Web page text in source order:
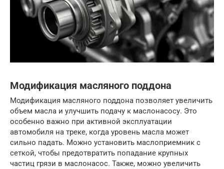
Модификация масляного поддона
Модификация масляного поддона позволяет увеличить
объем масла и улучшить подачу к маслонасосу. Это
особенно важно при активной эксплуатации
автомобиля на треке, когда уровень масла может
сильно падать. Можно установить маслоприемник с
сеткой, чтобы предотвратить попадание крупных
частиц грязи в маслонасос. Также, можно увеличить